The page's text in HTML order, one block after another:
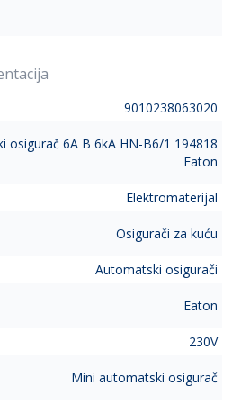
9010238063020
osigurač 6A B 6kA HN-B6/1 194818
Eaton
Elektromaterijal
Osigurači za kuću
Automatski osigurači
Eaton
230V
Mini automatski osigurač